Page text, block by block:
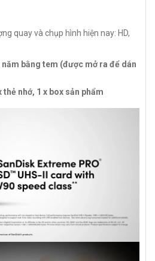
quay và chụp hình hiện nay: HD,
bằng tem (được mở ra để dán
nhớ, 1 x box sản phẩm